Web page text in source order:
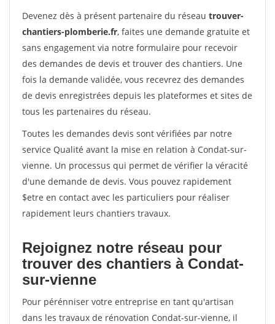
Devenez dès à présent partenaire du réseau trouver-
chantiers-plomberie.fr, faites une demande gratuite et
sans engagement via notre formulaire pour recevoir
des demandes de devis et trouver des chantiers. Une
fois la demande validée, vous recevrez des demandes
de devis enregistrées depuis les plateformes et sites de
tous les partenaires du réseau.
Toutes les demandes devis sont vérifiées par notre
service Qualité avant la mise en relation à Condat-sur-
vienne. Un processus qui permet de vérifier la véracité
d'une demande de devis. Vous pouvez rapidement
$etre en contact avec les particuliers pour réaliser
rapidement leurs chantiers travaux.
Rejoignez notre réseau pour
trouver des chantiers à Condat-
sur-vienne
Pour pérénniser votre entreprise en tant qu'artisan
dans les travaux de rénovation Condat-sur-vienne, il